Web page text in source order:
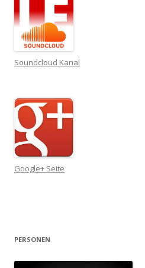
Soundcloud Kanal
Google+ Seite
PERSONEN